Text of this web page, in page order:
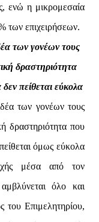
ενώ η μικρομεσαία
των επιχειρήσεων.
των γονέων τους
δραστηριότητα
πείθεται εύκολα
των γονέων τους
δραστηριότητα που
όμως εύκολα
μέσα από τον
όλο και
του Επιμελητηρίου,